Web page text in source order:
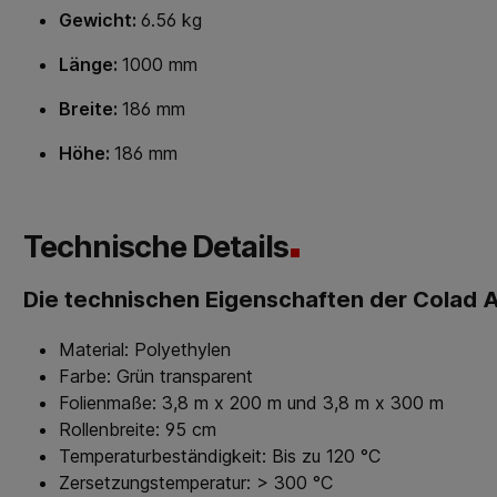
Gewicht: 6.56 kg
Länge: 1000 mm
Breite: 186 mm
Höhe: 186 mm
Technische Details
Die technischen Eigenschaften der Colad
Material: Polyethylen
Farbe: Grün transparent
Folienmaße: 3,8 m x 200 m und 3,8 m x 300 m
Rollenbreite: 95 cm
Temperaturbeständigkeit: Bis zu 120 °C
Zersetzungstemperatur: > 300 °C